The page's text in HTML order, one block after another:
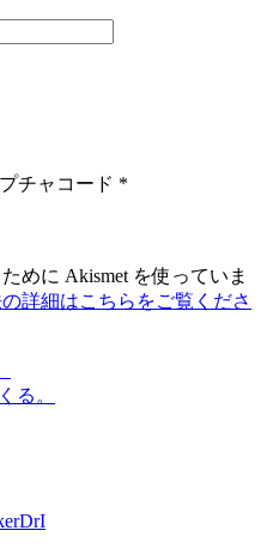
チャコード *
めに Akismet を使っていま
詳細はこちらをご覧くださ
る。